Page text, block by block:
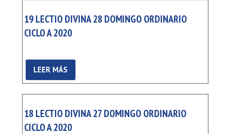
19 LECTIO DIVINA 28 DOMINGO ORDINARIO
CICLO A 2020
LEER MÁS
18 LECTIO DIVINA 27 DOMINGO ORDINARIO
CICLO A 2020